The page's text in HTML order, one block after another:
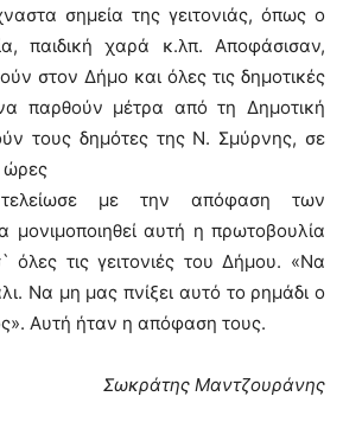
σημεία της γειτονιάς, όπως ο
παιδική χαρά κ.λπ. Αποφάσισαν,
στον Δήμο και όλες τις δημοτικές
παρθούν μέτρα από τη Δημοτική
τους δημότες της Ν. Σμύρνης, σε
ώρες
με την απόφαση των
αυτή η πρωτοβουλία
όλες τις γειτονιές του Δήμου. «Να
Να μη μας πνίξει αυτό το ρημάδι ο
Αυτή ήταν η απόφαση τους.
Σωκράτης Μαντζουράνης